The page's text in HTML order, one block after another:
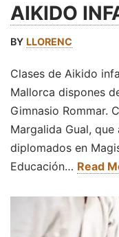
AIKIDO
BY LLORENC
Clases de Aikido
Mallorca dispones
Gimnasio Rommar.
Margalida Gual,
diplomados en
Educación… Read